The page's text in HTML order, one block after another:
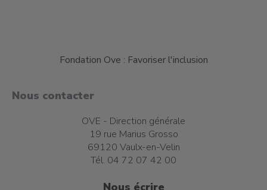
Fondation Ove : Favoriser l'inclusion
Nous contacter
OVE - Direction générale
19 rue Marius Grosso
69120 Vaulx-en-Velin
Tél. 04 72 07 42 00
Nous écrire